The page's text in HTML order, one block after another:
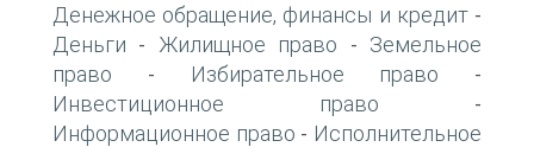
Денежное обращение, финансы и кредит-
Деньги - Жилищное право - Земельное
право - Избирательное право -
Инвестиционное право -
Информационное право - Исполнительное